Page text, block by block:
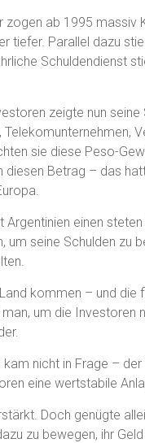
zogen ab 1995 massiv
tiefer. Parallel dazu
Schuldendienst
zeigte nun seine
Telekomunternehmen,
sie diese Peso-
diesen Betrag – das
einen
um seine Schulden zu
kommen – und die
um die Investoren
nicht in Frage – der
eine wertstabile
Doch genügte
zu bewegen, ihr